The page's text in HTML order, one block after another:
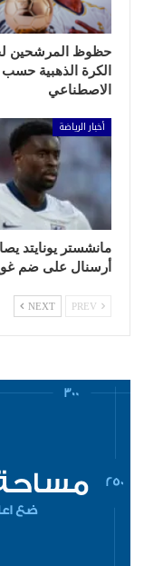
حظوظ المرشحين
الكرة الذهبية حسب
الاصطناعي
أخبار الرياضة
مانشستر يونايتد
أرسنال على ضم
NEXT